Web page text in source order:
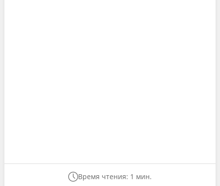
Время чтения: 1 мин.